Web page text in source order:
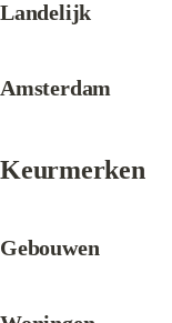
Landelijk
Amsterdam
Keurmerken
Gebouwen